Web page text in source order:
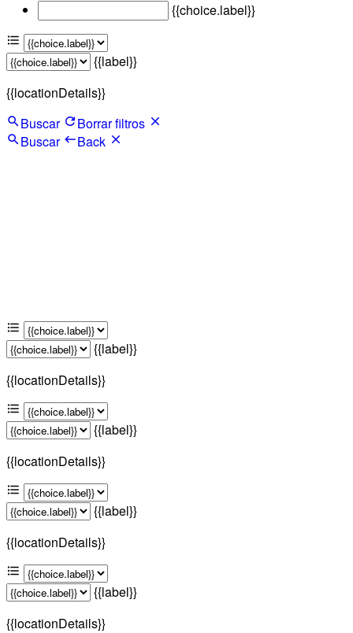
{{choice.label}}
{{label}}
{{locationDetails}}
Buscar
Borrar filtros
Buscar
Back
{{label}}
{{locationDetails}}
{{label}}
{{locationDetails}}
{{label}}
{{locationDetails}}
{{label}}
{{locationDetails}}